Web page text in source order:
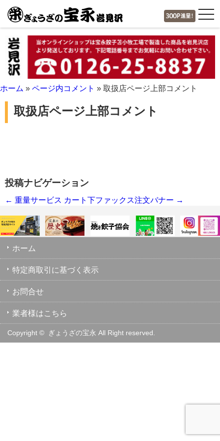
ホーム » ページ内コメント » 取扱店ページ上部コメント
取扱店ページ上部コメント
投稿ナビゲーション
← 重量サービス カート下ファックス注文バナー →
ホーム
特定商取引に基づく表示
お問合せ
業者様はこちら
Copyright © ぎょうざの宝永 All Right reserved.